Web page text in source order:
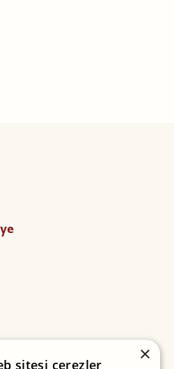
×
sitesi çerezler